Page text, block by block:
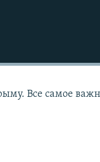
Все самое